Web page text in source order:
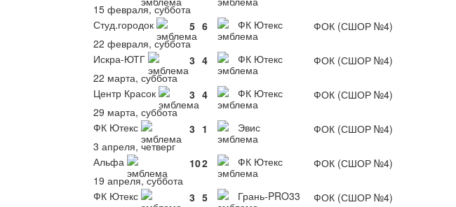
15 февраля, суббота
Студ.городок
5 6 ФК Ютекс
ФОК (СШОР №4)
22 февраля, суббота
Искра-ЮТГ
3 4 ФК Ютекс
ФОК (СШОР №4)
22 марта, суббота
Центр Красок
3 4 ФК Ютекс
ФОК (СШОР №4)
29 марта, суббота
ФК Ютекс
3 1 Эвис
ФОК (СШОР №4)
3 апреля, четверг
Альфа
102 ФК Ютекс
ФОК (СШОР №4)
19 апреля, суббота
ФК Ютекс
3 5 Грань-PRO33
ФОК (СШОР №4)